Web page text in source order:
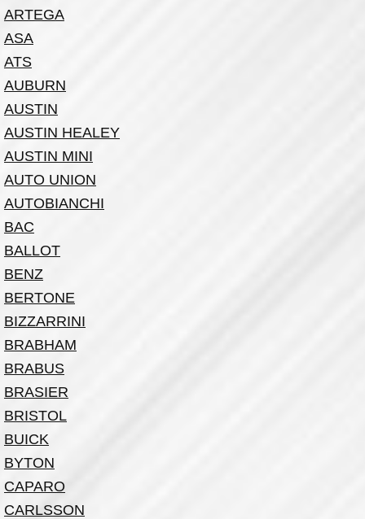
ARTEGA
ASA
ATS
AUBURN
AUSTIN
AUSTIN HEALEY
AUSTIN MINI
AUTO UNION
AUTOBIANCHI
BAC
BALLOT
BENZ
BERTONE
BIZZARRINI
BRABHAM
BRABUS
BRASIER
BRISTOL
BUICK
BYTON
CAPARO
CARLSSON